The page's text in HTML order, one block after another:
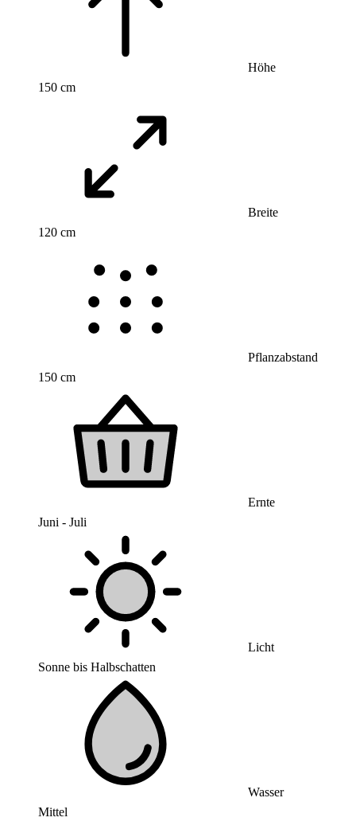
Höhe
150 cm
Breite
120 cm
Pflanzabstand
150 cm
Ernte
Juni - Juli
Licht
Sonne bis Halbschatten
Wasser
Mittel